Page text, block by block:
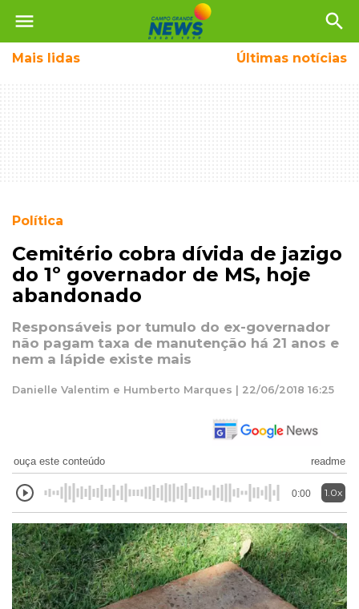
menu search
Mais lidas Últimas notícias
Política
Cemitério cobra dívida de jazigo
do 1º governador de MS, hoje
abandonado
Responsáveis por tumulo do ex-governador
não pagam taxa de manutenção há 21 anos e
nem a lápide existe mais
Danielle Valentim e Humberto Marques | 22/06/2018 16:25
ouça este conteúdo readme
0:00 1.0x